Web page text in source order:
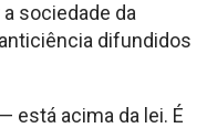
sociedade da
difundidos
está acima da lei. É